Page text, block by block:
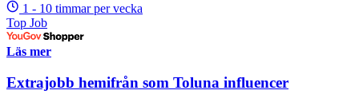
1 - 10 timmar per vecka
Top Job
Läs mer
Extrajobb hemifrån som Toluna influencer